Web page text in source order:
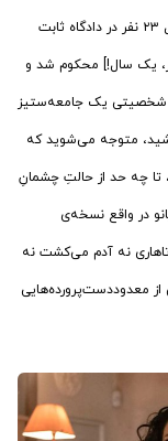
نفر با اهداف سازمانی [از میان تمام قربانیان او، تنها قتل ۲۳ نفر در دادگاه ثابت
هر نفر، یک سال!] محکوم شد و
شخصیتی یک جامعه‌ستیز
متوجه می‌شوید که
تا چه حد از حالتِ چشمانِ
در واقع نسخه‌ی
نه آدم می‌کشت نه
معدوددست‌پرورده‌هایی